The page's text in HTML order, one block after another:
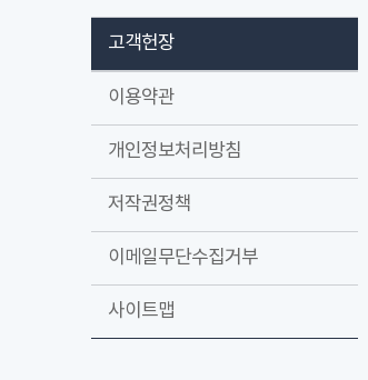
고객헌장
이용약관
개인정보처리방침
저작권정책
이메일무단수집거부
사이트맵